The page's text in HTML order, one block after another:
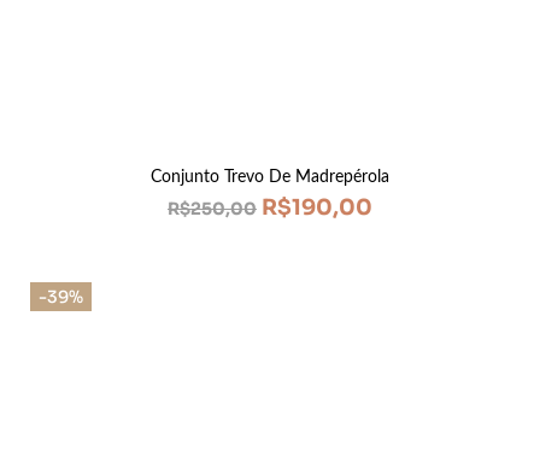
Conjunto Trevo De Madrepérola
R$250,00 R$190,00
-39%